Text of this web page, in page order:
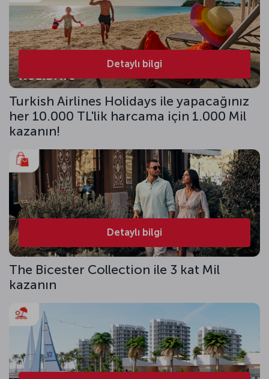
Detaylı bilgi
Turkish Airlines Holidays ile yapacağınız
her 10.000 TL'lik harcama için 1.000 Mil
kazanın!
Detaylı bilgi
The Bicester Collection ile 3 kat Mil
kazanın